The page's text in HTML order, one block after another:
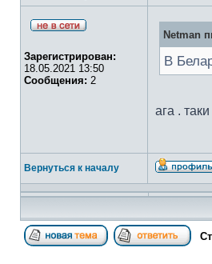
Зарегистрирован:
18.05.2021 13:50
Сообщения: 2
Netman
В
ага .
Вернуться к началу